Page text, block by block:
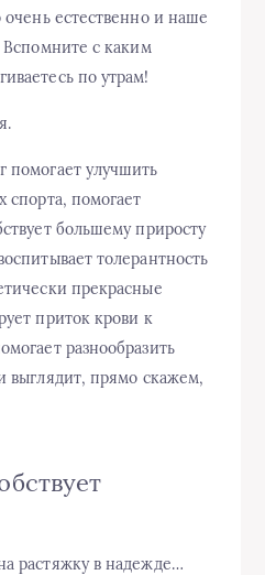
очень естественно и наше
Вспомните с каким
по утрам!
помогает улучшить
спорта, помогает
большему приросту
толерантность
прекрасные
приток крови к
разнообразить
выглядит, прямо скажем,
растяжку в надежде…